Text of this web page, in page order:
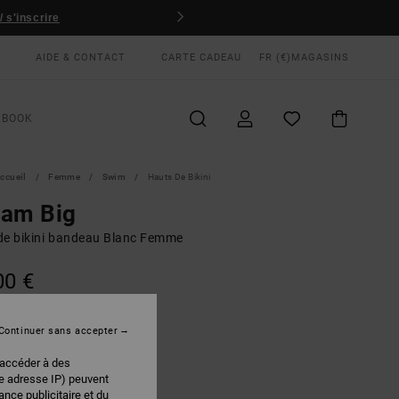
s'inscrire
AIDE & CONTACT CARTE CADEAU FR (€) MAGASINS
Femme Swim Hauts De Bikini
Big
bikini bandeau Blanc Femme
€
Cloud
à des
adresse IP) peuvent
publicitaire et du
sans accepter